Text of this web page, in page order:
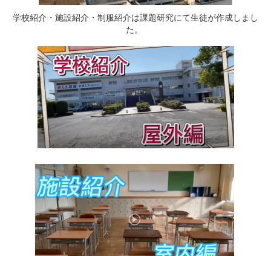
学校紹介・施設紹介・制服紹介は課題研究にて生徒が作成しまし
た。